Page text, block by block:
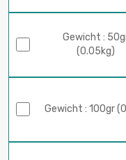
Gewicht :
(0.05kg)
Gewicht : 100gr